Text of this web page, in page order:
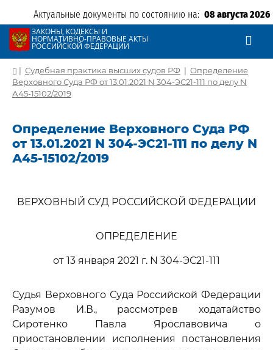
Актуальные документы по состоянию на: 08 августа 2026
ЗАКОНЫ, КОДЕКСЫ И
НОРМАТИВНО-ПРАВОВЫЕ АКТЫ
РОССИЙСКОЙ ФЕДЕРАЦИИ
| Судебная практика высших судов РФ | Определение
Верховного Суда РФ от 13.01.2021 N 304-ЭС21-111 по делу N
А45-15102/2019
Определение Верховного Суда РФ
от 13.01.2021 N 304-ЭС21-111 по делу N
А45-15102/2019
ВЕРХОВНЫЙ СУД РОССИЙСКОЙ ФЕДЕРАЦИИ
ОПРЕДЕЛЕНИЕ
от 13 января 2021 г. N 304-ЭС21-111
Судья Верховного Суда Российской Федерации
Разумов И.В., рассмотрев ходатайство
Сиротенко Павла Ярославовича о
приостановлении исполнения постановления